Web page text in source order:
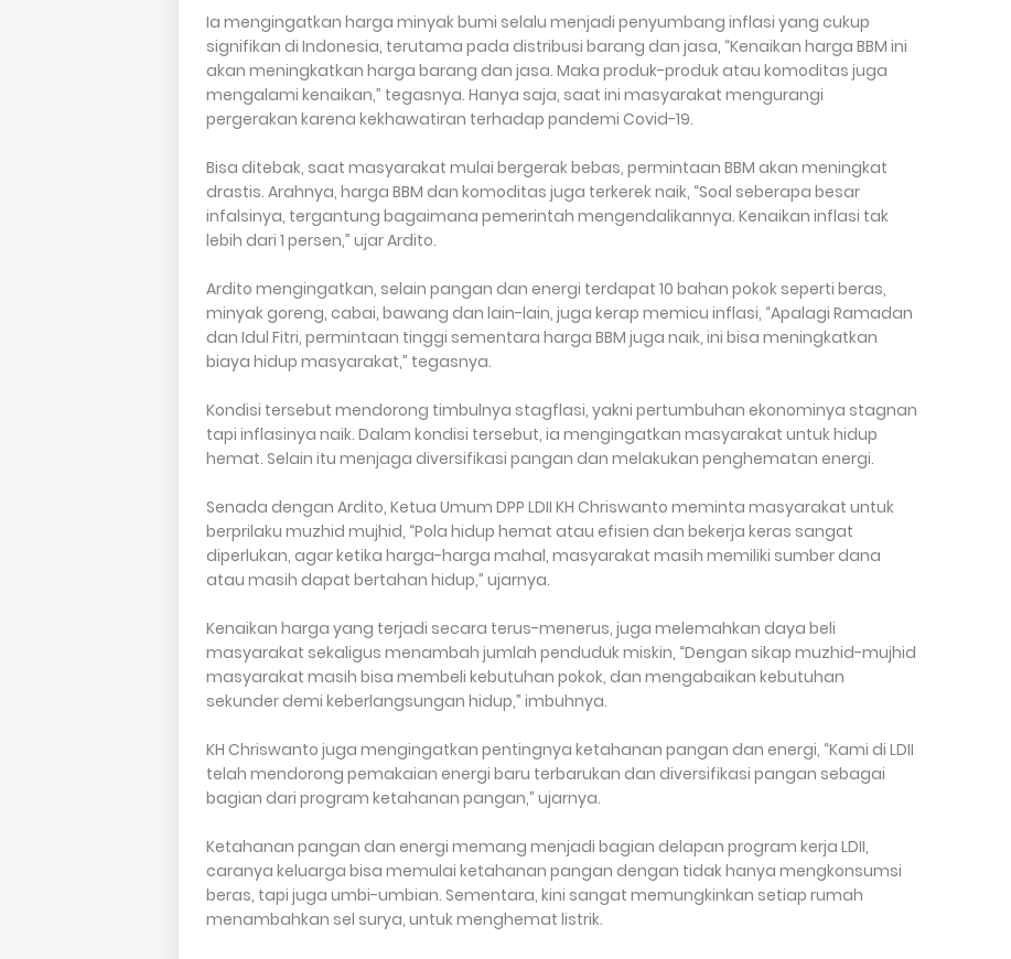
Ia mengingatkan harga minyak bumi selalu menjadi penyumbang inflasi yang cukup
signifikan di Indonesia, terutama pada distribusi barang dan jasa, “Kenaikan harga BBM ini
akan meningkatkan harga barang dan jasa. Maka produk-produk atau komoditas juga
mengalami kenaikan,” tegasnya. Hanya saja, saat ini masyarakat mengurangi
pergerakan karena kekhawatiran terhadap pandemi Covid-19.
Bisa ditebak, saat masyarakat mulai bergerak bebas, permintaan BBM akan meningkat
drastis. Arahnya, harga BBM dan komoditas juga terkerek naik, “Soal seberapa besar
infalsinya, tergantung bagaimana pemerintah mengendalikannya. Kenaikan inflasi tak
lebih dari 1 persen,” ujar Ardito.
Ardito mengingatkan, selain pangan dan energi terdapat 10 bahan pokok seperti beras,
minyak goreng, cabai, bawang dan lain-lain, juga kerap memicu inflasi, “Apalagi Ramadan
dan Idul Fitri, permintaan tinggi sementara harga BBM juga naik, ini bisa meningkatkan
biaya hidup masyarakat,” tegasnya.
Kondisi tersebut mendorong timbulnya stagflasi, yakni pertumbuhan ekonominya stagnan
tapi inflasinya naik. Dalam kondisi tersebut, ia mengingatkan masyarakat untuk hidup
hemat. Selain itu menjaga diversifikasi pangan dan melakukan penghematan energi.
Senada dengan Ardito, Ketua Umum DPP LDII KH Chriswanto meminta masyarakat untuk
berprilaku muzhid mujhid, “Pola hidup hemat atau efisien dan bekerja keras sangat
diperlukan, agar ketika harga-harga mahal, masyarakat masih memiliki sumber dana
atau masih dapat bertahan hidup,” ujarnya.
Kenaikan harga yang terjadi secara terus-menerus, juga melemahkan daya beli
masyarakat sekaligus menambah jumlah penduduk miskin, “Dengan sikap muzhid-mujhid
masyarakat masih bisa membeli kebutuhan pokok, dan mengabaikan kebutuhan
sekunder demi keberlangsungan hidup,” imbuhnya.
KH Chriswanto juga mengingatkan pentingnya ketahanan pangan dan energi, “Kami di LDII
telah mendorong pemakaian energi baru terbarukan dan diversifikasi pangan sebagai
bagian dari program ketahanan pangan,” ujarnya.
Ketahanan pangan dan energi memang menjadi bagian delapan program kerja LDII,
caranya keluarga bisa memulai ketahanan pangan dengan tidak hanya mengkonsumsi
beras, tapi juga umbi-umbian. Sementara, kini sangat memungkinkan setiap rumah
menambahkan sel surya, untuk menghemat listrik.